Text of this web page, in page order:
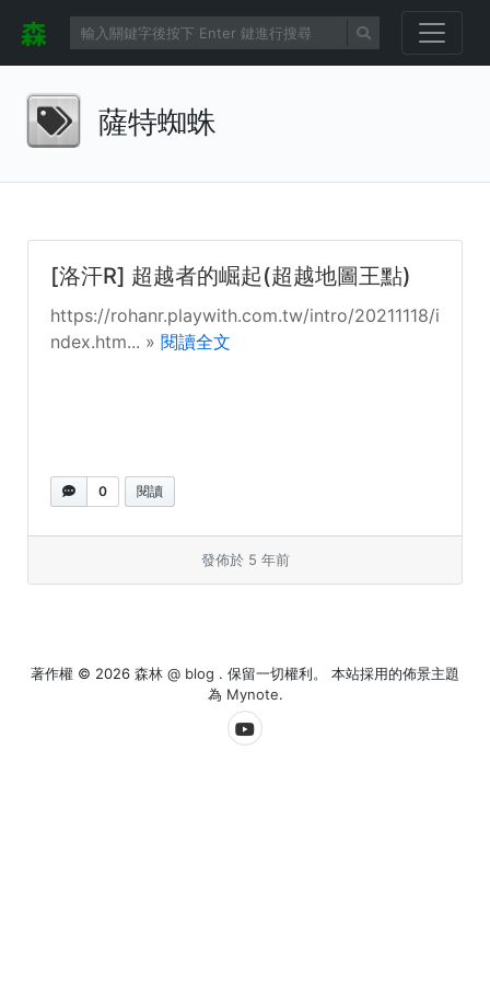
薩特蜘蛛
[洛汗R] 超越者的崛起(超越地圖王點)
https://rohanr.playwith.com.tw/intro/20211118/i
ndex.htm... » 閱讀全文
0 閱讀
發佈於 5 年前
著作權 © 2026 森林 @ blog . 保留一切權利。 本站採用的佈景主題
為 Mynote.